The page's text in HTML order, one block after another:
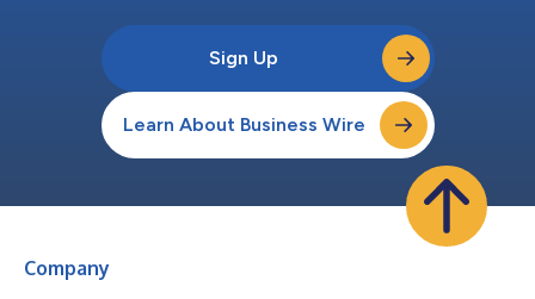
Sign Up
Learn About Business Wire
Company